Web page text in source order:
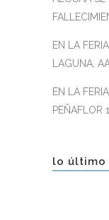
EN LA
LAGUNA,
EN LA
PEÑAFLOR
lo último